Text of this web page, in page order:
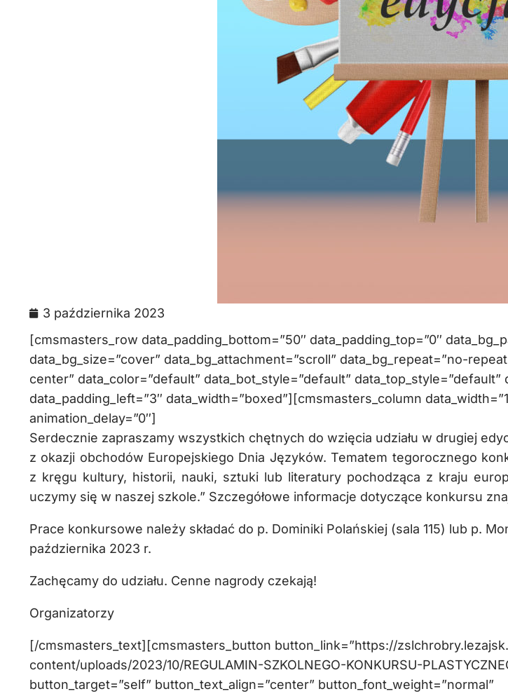
3 października 2023
[cmsmasters_row data_padding_bottom=”50″ data_padding_top=”0″
data_bg_size=”cover” data_bg_attachment=”scroll” data_bg_repeat=”no-
center” data_color=”default” data_bot_style=”default” data_top_style=”default”
data_padding_left=”3″ data_width=”boxed”][cmsmasters_column
animation_delay=”0″]
Serdecznie zapraszamy wszystkich chętnych do wzięcia udziału w drugiej
z okazji obchodów Europejskiego Dnia Języków. Tematem tegorocznego
z kręgu kultury, historii, nauki, sztuki lub literatury pochodząca z kraju
uczymy się w naszej szkole.” Szczegółowe informacje dotyczące konkursu
Prace konkursowe należy składać do p. Dominiki Polańskiej (sala 115) lub p.
października 2023 r.
Zachęcamy do udziału. Cenne nagrody czekają!
Organizatorzy
[/cmsmasters_text][cmsmasters_button button_link=”https://
content/uploads/2023/10/REGULAMIN-SZKOLNEGO-KONKURSU-
button_target=”self” button_text_align=”center” button_font_weight=”normal”